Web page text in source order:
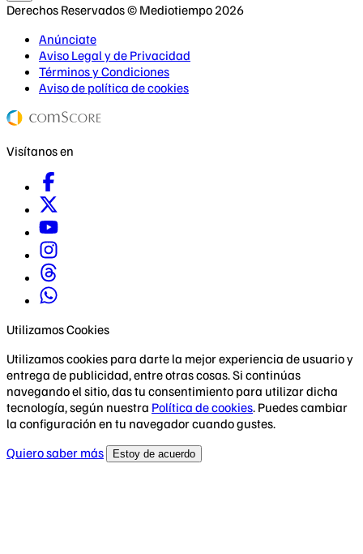
Derechos Reservados © Mediotiempo 2026
Anúnciate
Aviso Legal y de Privacidad
Términos y Condiciones
Aviso de política de cookies
Visítanos en
Utilizamos Cookies
Utilizamos cookies para darte la mejor experiencia de usuario y
entrega de publicidad, entre otras cosas. Si continúas
navegando el sitio, das tu consentimiento para utilizar dicha
tecnología, según nuestra Política de cookies. Puedes cambiar
la configuración en tu navegador cuando gustes.
Quiero saber más
Estoy de acuerdo